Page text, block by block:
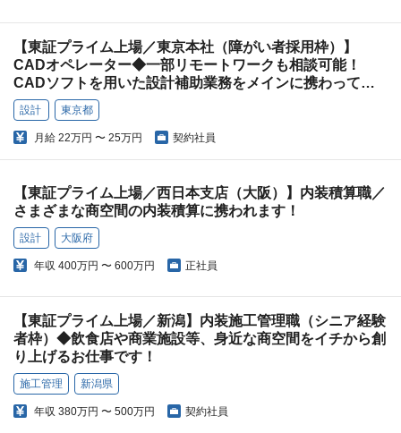
【東証プライム上場／東京本社（障がい者採用枠）】
CADオペレーター◆一部リモートワークも相談可能！
CADソフトを用いた設計補助業務をメインに携わってい
ただきます！
設計 東京都
月給 22万円 〜 25万円 契約社員
【東証プライム上場／西日本支店（大阪）】内装積算職／
さまざまな商空間の内装積算に携われます！
設計 大阪府
年収 400万円 〜 600万円 正社員
【東証プライム上場／新潟】内装施工管理職（シニア経験
者枠）◆飲食店や商業施設等、身近な商空間をイチから創
り上げるお仕事です！
施工管理 新潟県
年収 380万円 〜 500万円 契約社員